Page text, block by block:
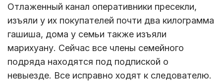
Отлаженный канал оперативники пресекли,
изъяли у их покупателей почти два килограмма
гашиша, дома у семьи также изъяли
марихуану. Сейчас все члены семейного
подряда находятся под подпиской о
невыезде. Все исправно ходят к следователю.